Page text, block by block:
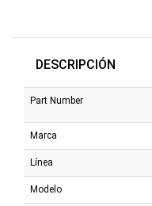
DESCRIPCIÓN
Part Number
Marca
Línea
Modelo